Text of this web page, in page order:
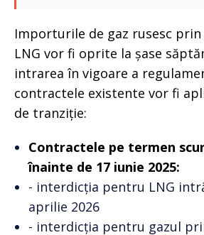
Importurile de gaz rusesc
LNG vor fi oprite la șase
intrarea în vigoare a
contractele existente vor fi
de tranziție:
Contractele pe termen
înainte de 17 iunie 2025:
- interdicția pentru LNG
aprilie 2026
- interdicția pentru gazul